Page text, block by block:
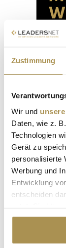
Zustimmung
Wir und
Daten, wie z.
Technologien
Gerät zu
personalisierte
Werbung und
Entwicklung
entscheiden
Cookie-
Trigger